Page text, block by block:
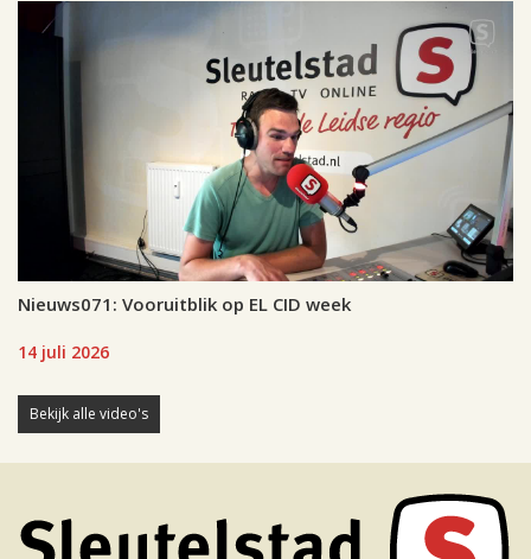
Nieuws071: Vooruitblik op EL CID week
14 juli 2026
Bekijk alle video's